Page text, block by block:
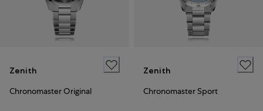
Zenith
Chronomaster Original
Zenith
Chronomaster Sport